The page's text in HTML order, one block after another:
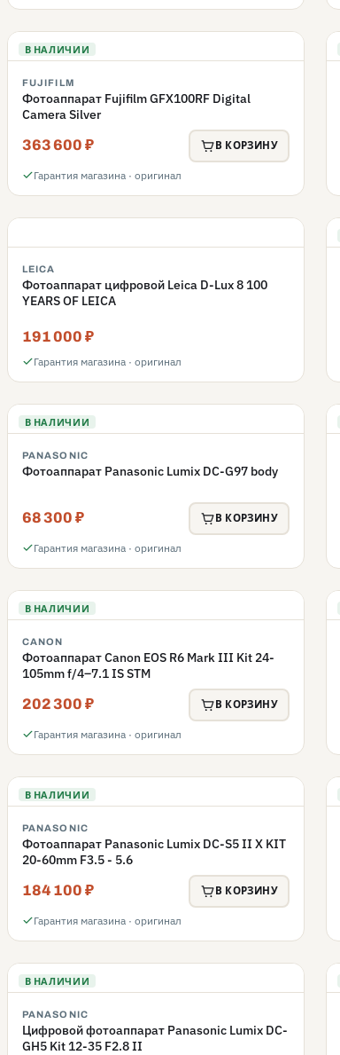
В НАЛИЧИИ
FUJIFILM
Фотоаппарат Fujifilm GFX100RF Digital
Camera Silver
363 600 ₽ В КОРЗИНУ
Гарантия магазина · оригинал
LEICA
Фотоаппарат цифровой Leica D-Lux 8 100
YEARS OF LEICA
191 000 ₽
Гарантия магазина · оригинал
В НАЛИЧИИ
PANASONIC
Фотоаппарат Panasonic Lumix DC-G97 body
68 300 ₽ В КОРЗИНУ
Гарантия магазина · оригинал
В НАЛИЧИИ
CANON
Фотоаппарат Canon EOS R6 Mark III Kit 24-
105mm f/4–7.1 IS STM
202 300 ₽ В КОРЗИНУ
Гарантия магазина · оригинал
В НАЛИЧИИ
PANASONIC
Фотоаппарат Panasonic Lumix DC-S5 II X KIT
20-60mm F3.5 - 5.6
184 100 ₽ В КОРЗИНУ
Гарантия магазина · оригинал
В НАЛИЧИИ
PANASONIC
Цифровой фотоаппарат Panasonic Lumix DC-
GH5 Kit 12-35 F2.8 II